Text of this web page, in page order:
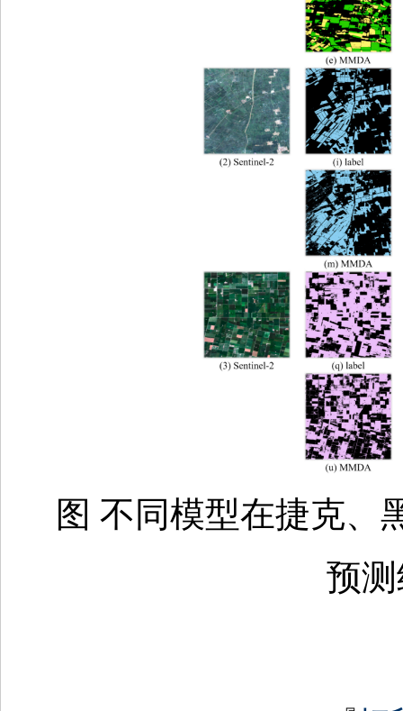
图 不同模型在捷克、
预